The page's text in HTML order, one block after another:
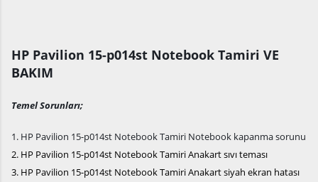
HP Pavilion 15-p014st Notebook Tamiri VE
BAKIM
Temel Sorunları;
1. HP Pavilion 15-p014st Notebook Tamiri Notebook kapanma sorunu
2. HP Pavilion 15-p014st Notebook Tamiri Anakart sıvı teması
3. HP Pavilion 15-p014st Notebook Tamiri Anakart siyah ekran hatası